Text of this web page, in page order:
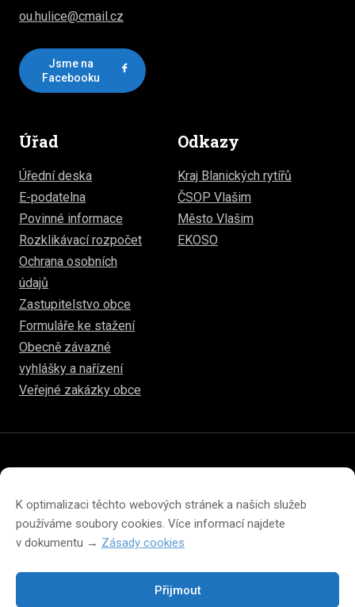
K optimalizaci těchto webových stránek a našich služeb
používáme soubory cookies. Více informací najdete
v dokumentu → Zásady cookies
Přijmout
ou.hulice@cmail.cz
Jsme na
Facebooku
Úřad
Úřední deska
E-podatelna
Povinné informace
Rozklikávací rozpočet
Ochrana osobních
údajů
Zastupitelstvo obce
Formuláře ke stažení
Obecně závazné
vyhlášky a nařízení
Veřejné zakázky obce
Odkazy
Kraj Blanických rytířů
ČSOP Vlašim
Město Vlašim
EKOSO
Prohlášení o přístupnosti
Prohlášení o ochraně soukromí
Zásady cookies (EU)